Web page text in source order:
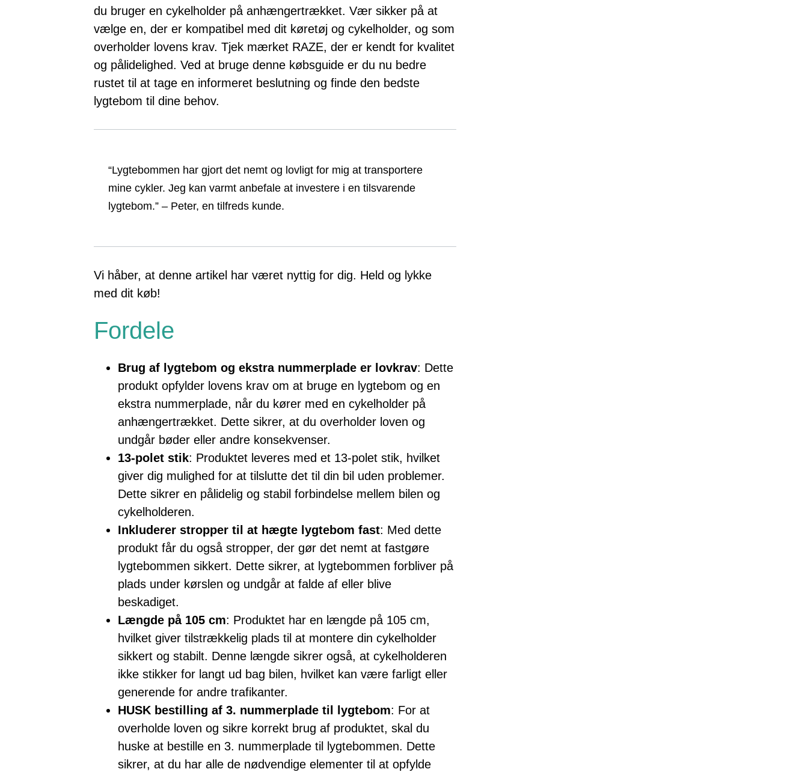
du bruger en cykelholder på anhængertrækket. Vær sikker på at
vælge en, der er kompatibel med dit køretøj og cykelholder, og som
overholder lovens krav. Tjek mærket RAZE, der er kendt for kvalitet
og pålidelighed. Ved at bruge denne købsguide er du nu bedre
rustet til at tage en informeret beslutning og finde den bedste
lygtebom til dine behov.
“Lygtebommen har gjort det nemt og lovligt for mig at transportere
mine cykler. Jeg kan varmt anbefale at investere i en tilsvarende
lygtebom.” – Peter, en tilfreds kunde.
Vi håber, at denne artikel har været nyttig for dig. Held og lykke
med dit køb!
Fordele
Brug af lygtebom og ekstra nummerplade er lovkrav: Dette
produkt opfylder lovens krav om at bruge en lygtebom og en
ekstra nummerplade, når du kører med en cykelholder på
anhængertrækket. Dette sikrer, at du overholder loven og
undgår bøder eller andre konsekvenser.
13-polet stik: Produktet leveres med et 13-polet stik, hvilket
giver dig mulighed for at tilslutte det til din bil uden problemer.
Dette sikrer en pålidelig og stabil forbindelse mellem bilen og
cykelholderen.
Inkluderer stropper til at hægte lygtebom fast: Med dette
produkt får du også stropper, der gør det nemt at fastgøre
lygtebommen sikkert. Dette sikrer, at lygtebommen forbliver på
plads under kørslen og undgår at falde af eller blive
beskadiget.
Længde på 105 cm: Produktet har en længde på 105 cm,
hvilket giver tilstrækkelig plads til at montere din cykelholder
sikkert og stabilt. Denne længde sikrer også, at cykelholderen
ikke stikker for langt ud bag bilen, hvilket kan være farligt eller
generende for andre trafikanter.
HUSK bestilling af 3. nummerplade til lygtebom: For at
overholde loven og sikre korrekt brug af produktet, skal du
huske at bestille en 3. nummerplade til lygtebommen. Dette
sikrer, at du har alle de nødvendige elementer til at opfylde